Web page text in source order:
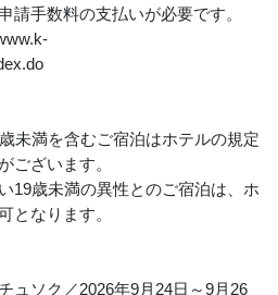
請手数料の支払いが必要です。
未満を含むご宿泊はホテルの規定
ございます。
19歳未満の異性とのご宿泊は、ホ
となります。
ュソク／2026年9月24日～9月26